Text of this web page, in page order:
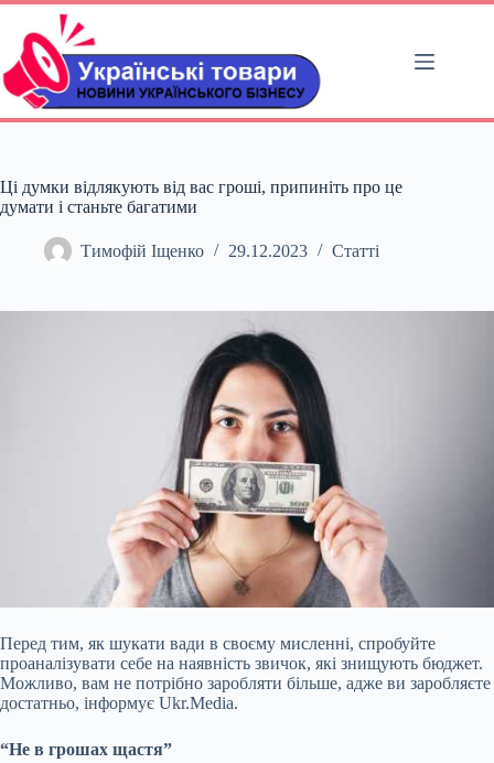
Перейти
вмісту
Ці думки відлякують від вас гроші, припиніть про це
думати і станьте багатими
Тимофій Іщенко 29.12.2023 Статті
Перед тим, як шукати вади в своєму мисленні, спробуйте
проаналізувати себе на наявність звичок, які знищують бюджет.
Можливо, вам не потрібно заробляти більше, адже ви заробляєте
достатньо, інформує Ukr.Media.
“Не в грошах щастя”